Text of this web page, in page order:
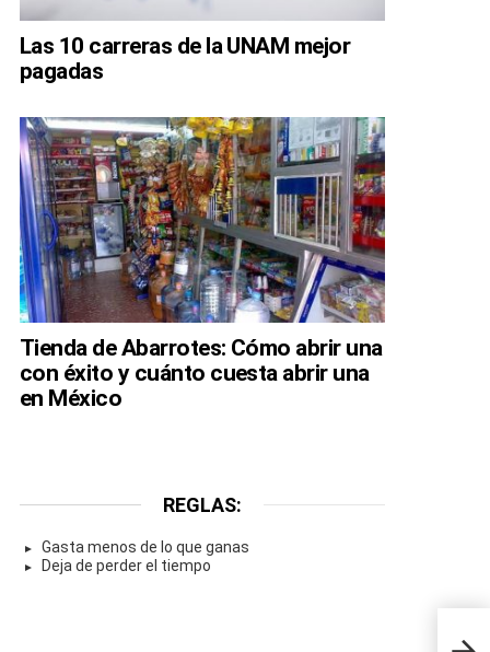
Las 10 carreras de la UNAM mejor
pagadas
Tienda de Abarrotes: Cómo abrir una
con éxito y cuánto cuesta abrir una
en México
REGLAS:
Gasta menos de lo que ganas
Deja de perder el tiempo